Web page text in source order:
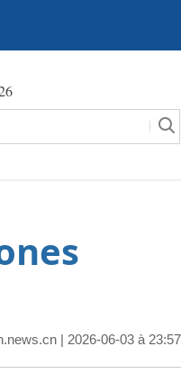
| 2026-06-03 à 23:57